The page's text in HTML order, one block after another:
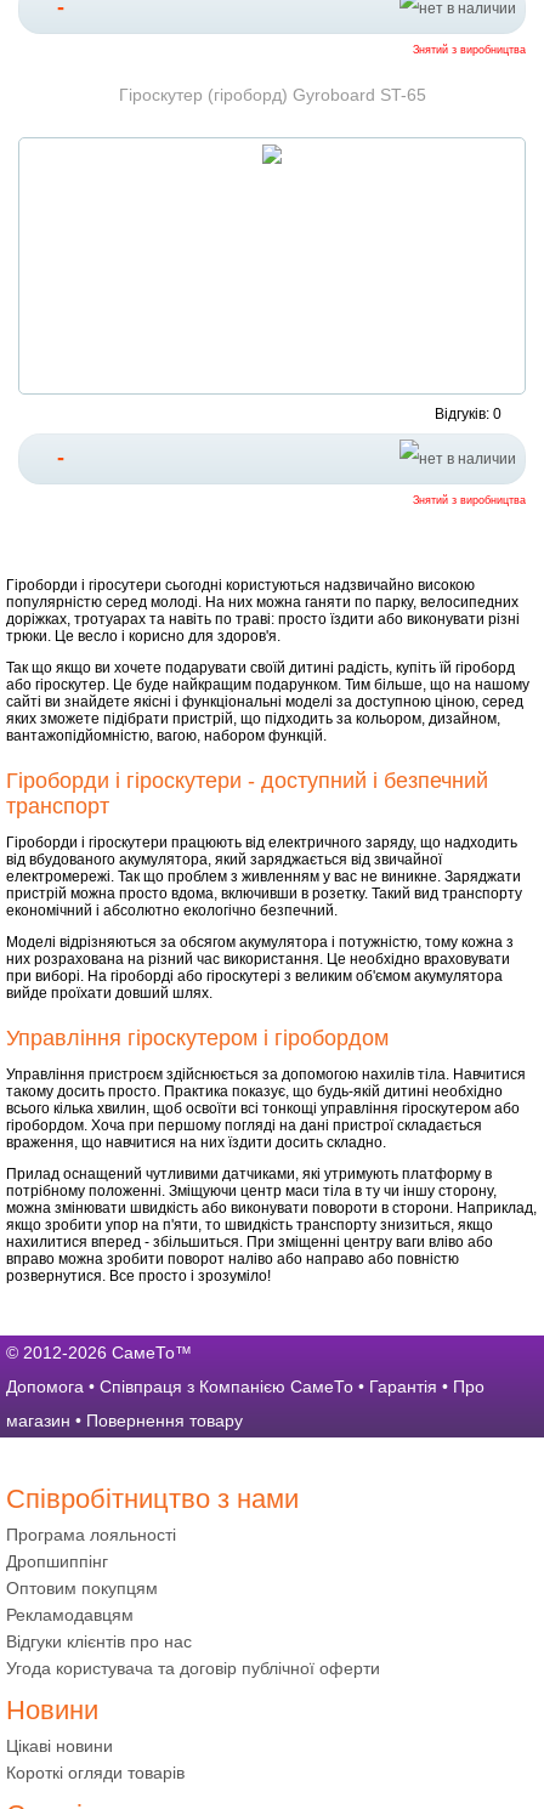
-
Знятий з виробництва
Гіроскутер (гіроборд) Gyroboard ST-65
Відгуків: 0
-
Знятий з виробництва
Гіроборди і гіросутери сьогодні користуються надзвичайно високою
популярністю серед молоді. На них можна ганяти по парку, велосипедних
доріжках, тротуарах та навіть по траві: просто їздити або виконувати різні
трюки. Це весло і корисно для здоров'я.
Так що якщо ви хочете подарувати своїй дитині радість, купіть їй гіроборд
або гіроскутер. Це буде найкращим подарунком. Тим більше, що на нашому
сайті ви знайдете якісні і функціональні моделі за доступною ціною, серед
яких зможете підібрати пристрій, що підходить за кольором, дизайном,
вантажопідйомністю, вагою, набором функцій.
Гіроборди і гіроскутери - доступний і безпечний
транспорт
Гіроборди і гіроскутери працюють від електричного заряду, що надходить
від вбудованого акумулятора, який заряджається від звичайної
електромережі. Так що проблем з живленням у вас не виникне. Заряджати
пристрій можна просто вдома, включивши в розетку. Такий вид транспорту
економічний і абсолютно екологічно безпечний.
Моделі відрізняються за обсягом акумулятора і потужністю, тому кожна з
них розрахована на різний час використання. Це необхідно враховувати
при виборі. На гіроборді або гіроскутері з великим об'ємом акумулятора
вийде проїхати довший шлях.
Управління гіроскутером і гіробордом
Управління пристроєм здійснюється за допомогою нахилів тіла. Навчитися
такому досить просто. Практика показує, що будь-якій дитині необхідно
всього кілька хвилин, щоб освоїти всі тонкощі управління гіроскутером або
гіробордом. Хоча при першому погляді на дані пристрої складається
враження, що навчитися на них їздити досить складно.
Прилад оснащений чутливими датчиками, які утримують платформу в
потрібному положенні. Зміщуючи центр маси тіла в ту чи іншу сторону,
можна змінювати швидкість або виконувати повороти в сторони. Наприклад,
якщо зробити упор на п'яти, то швидкість транспорту знизиться, якщо
нахилитися вперед - збільшиться. При зміщенні центру ваги вліво або
вправо можна зробити поворот наліво або направо або повністю
розвернутися. Все просто і зрозуміло!
© 2012-2026 СамеТо™
Допомога • Співпраця з Компанією СамеТо • Гарантія • Про
магазин • Повернення товару
Співробітництво з нами
Програма лояльності
Дропшиппінг
Оптовим покупцям
Рекламодавцям
Відгуки клієнтів про нас
Угода користувача та договір публічної оферти
Новини
Цікаві новини
Короткі огляди товарів